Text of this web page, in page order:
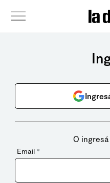
O
Email *